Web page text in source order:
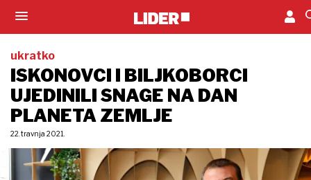
ukratko
ISKONOVCI I BILJKOBORCI
UJEDINILI SNAGE NA DAN
PLANETA ZEMLJE
22. travnja 2021.